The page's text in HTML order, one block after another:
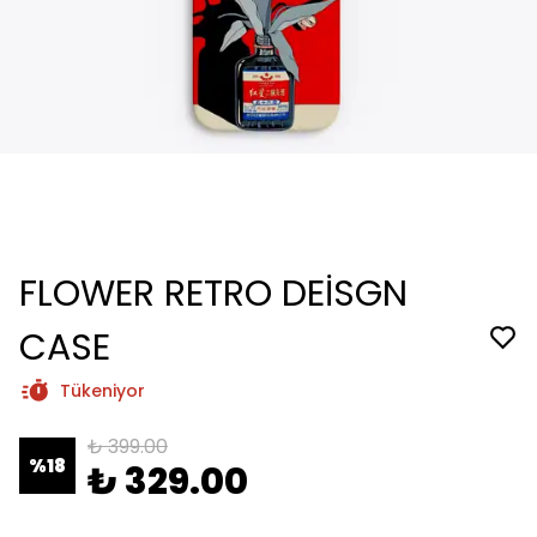
FLOWER RETRO DEİSGN
CASE
Tükeniyor
%18
₺ 399.00
₺ 329.00